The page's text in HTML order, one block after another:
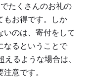
たくさんのお礼の
もお得です。しか
いのは、寄付をして
なるということで
るような場合は、
意です。